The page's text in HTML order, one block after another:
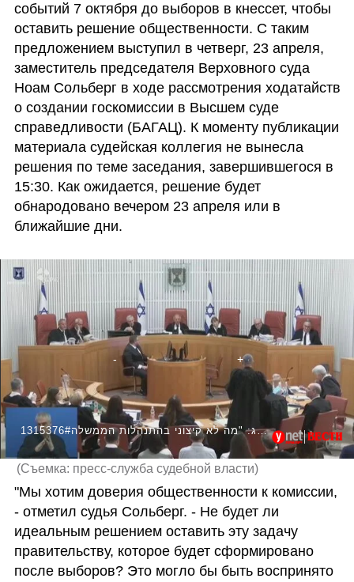
событий 7 октября до выборов в кнессет, чтобы
оставить решение общественности. С таким
предложением выступил в четверг, 23 апреля,
заместитель председателя Верховного суда
Ноам Сольберг в ходе рассмотрения ходатайств
о создании госкомиссии в Высшем суде
справедливости (БАГАЦ). К моменту публикации
материала судейская коллегия не вынесла
решения по теме заседания, завершившегося в
15:30. Как ожидается, решение будет
обнародовано вечером 23 апреля или в
ближайшие дни.
1315376#סולברג: "מה לא קיצוני בהתנהלות הממשלה?"
(Съемка: пресс-служба судебной власти)
"Мы хотим доверия общественности к комиссии,
- отметил судья Сольберг. - Не будет ли
идеальным решением оставить эту задачу
правительству, которое будет сформировано
после выборов? Это могло бы быть воспринято